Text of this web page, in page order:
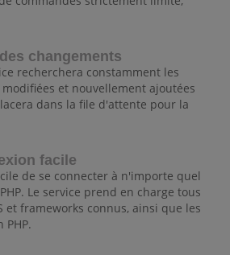
changements
recherchera constamment les
modifiées et nouvellement ajoutées
dans la file d'attente pour la
facile
de se connecter à n'importe quel
Le service prend en charge tous
et frameworks connus, ainsi que les
PHP.